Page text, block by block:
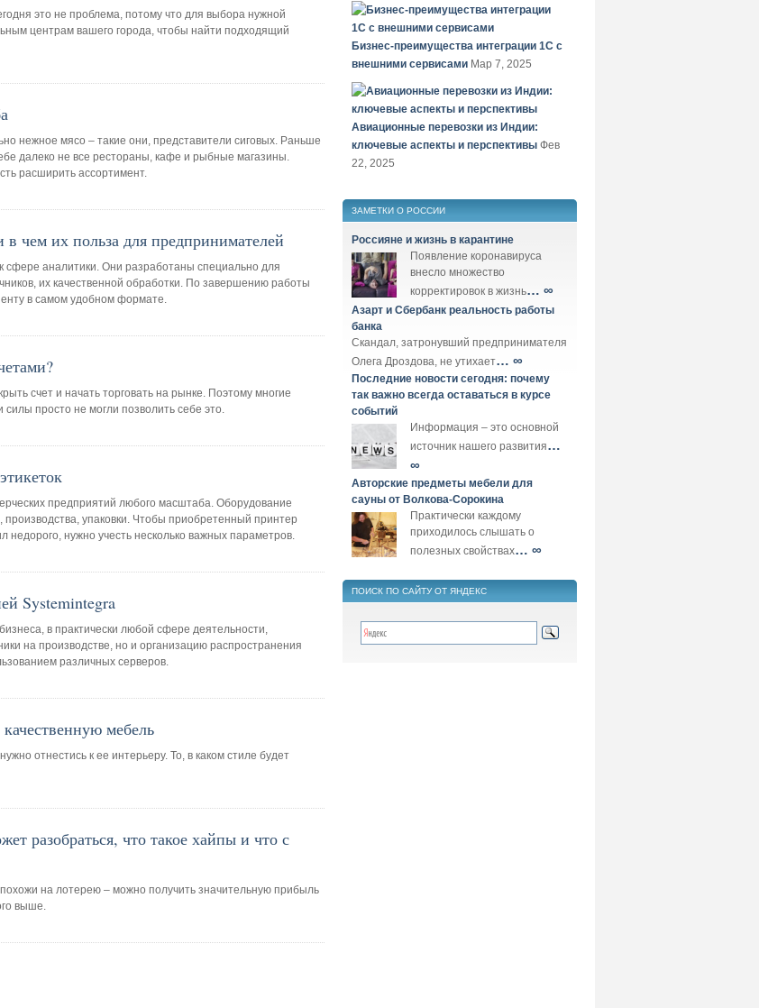
это не проблема, потому что для выбора нужной
центрам вашего города, чтобы найти подходящий
нежное мясо – такие они, представители сиговых. Раньше
далеко не все рестораны, кафе и рыбные магазины.
расширить ассортимент.
чем их польза для предпринимателей
аналитики. Они разработаны специально для
их качественной обработки. По завершению работы
в самом удобном формате.
счет и начать торговать на рынке. Поэтому многие
просто не могли позволить себе это.
предприятий любого масштаба. Оборудование
упаковки. Чтобы приобретенный принтер
недорого, нужно учесть несколько важных параметров.
Systemintegra
в практически любой сфере деятельности,
на производстве, но и организацию распространения
различных серверов.
мебель
отнестись к ее интерьеру. То, в каком стиле будет
разобраться, что такое хайпы и что с
на лотерею – можно получить значительную прибыль
выше.
Бизнес-преимущества интеграции 1С с
внешними сервисами Мар 7, 2025
Авиационные перевозки из Индии:
ключевые аспекты и перспективы Фев
22, 2025
ЗАМЕТКИ О РОССИИ
Россияне и жизнь в карантине
Появление коронавируса
внесло множество
корректировок в жизнь… ∞
Азарт и Сбербанк реальность работы
банка
Скандал, затронувший предпринимателя
Олега Дроздова, не утихает… ∞
Последние новости сегодня: почему
так важно всегда оставаться в курсе
событий
Информация – это основной
источник нашего развития…
∞
Авторские предметы мебели для
сауны от Волкова-Сорокина
Практически каждому
приходилось слышать о
полезных свойствах… ∞
ПОИСК ПО САЙТУ ОТ ЯНДЕКС